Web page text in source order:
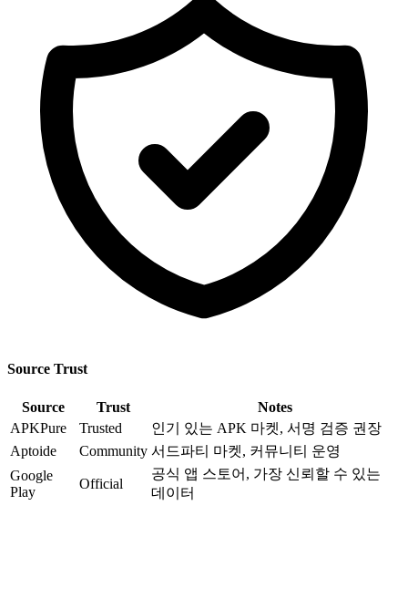
Source Trust
Source Trust
Notes
APKPure
Trusted
인기 있는 APK 마켓, 서명 검증 권장
Aptoide
Community 서드파티 마켓, 커뮤니티 운영
Google
Play
Official
공식 앱 스토어, 가장 신뢰할 수 있는
데이터